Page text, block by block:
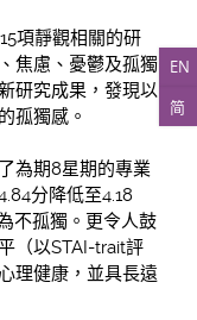
EN
简
項靜觀相關的研
焦慮、憂鬱及孤獨
研究成果，發現以
孤獨感。
為期8星期的專業
分降低至4.18
不孤獨。更令人鼓
（以STAI-trait評
理健康，並具長遠